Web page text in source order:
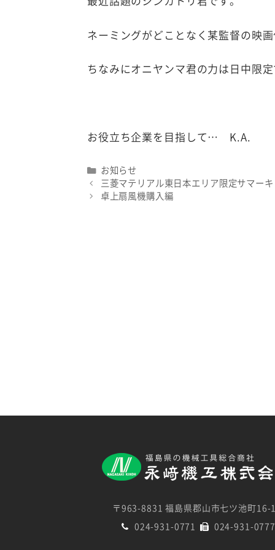
ネーミングがどことなく某監督の映
ちなみにオニヤンマ君の力は日中限
お役立ち企業を目指して… K.A.
Categories
お知らせ
三菱マテリアル東日本エリア限定サマー
卓上扇風機購入編
〒963-8831 福島県郡山市七ツ池町16-
024-931-0771
024-931-0777